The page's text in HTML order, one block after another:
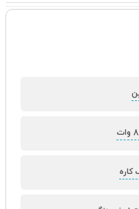
کاره